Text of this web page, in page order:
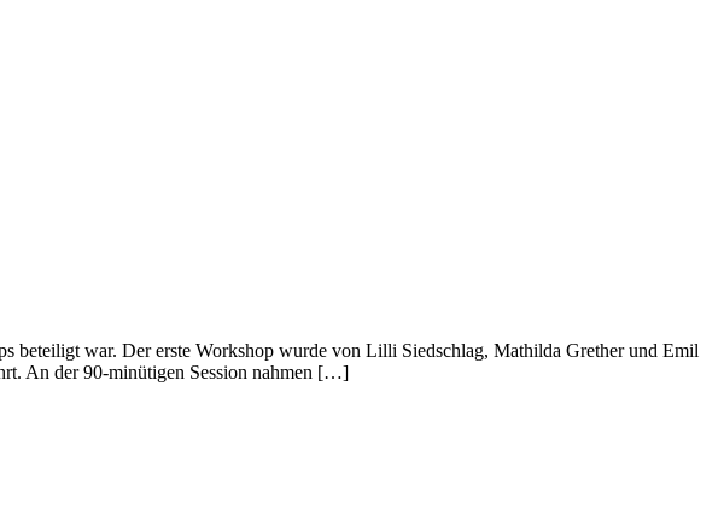
beteiligt war. Der erste Workshop wurde von Lilli Siedschlag, Mathilda Grether und Emil
An der 90-minütigen Session nahmen […]